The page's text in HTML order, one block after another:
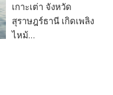
เกาะเต่า จังหวัด
สุราษฎร์ธานี เกิดเพลิง
ไหม้…